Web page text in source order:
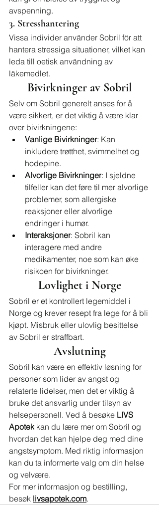
avspenning.
3. Stresshantering
Vissa individer använder Sobril för att
hantera stressiga situationer, vilket kan
leda till oetisk användning av
läkemedlet.
Bivirkninger av Sobril
Selv om Sobril generelt anses for å
være sikkert, er det viktig å være klar
over bivirkningene:
Vanlige Bivirkninger: Kan
inkludere trøtthet, svimmelhet og
hodepine.
Alvorlige Bivirkninger: I sjeldne
tilfeller kan det føre til mer alvorlige
problemer, som allergiske
reaksjoner eller alvorlige
endringer i humør.
Interaksjoner: Sobril kan
interagere med andre
medikamenter, noe som kan øke
risikoen for bivirkninger.
Lovlighet i Norge
Sobril er et kontrollert legemiddel i
Norge og krever resept fra lege for å bli
kjøpt. Misbruk eller ulovlig besittelse
av Sobril er straffbart.
Avslutning
Sobril kan være en effektiv løsning for
personer som lider av angst og
relaterte lidelser, men det er viktig å
bruke det ansvarlig under tilsyn av
helsepersonell. Ved å besøke LIVS
Apotek kan du lære mer om Sobril og
hvordan det kan hjelpe deg med dine
angstsymptom. Med riktig informasjon
kan du ta informerte valg om din helse
og velvære.
For mer informasjon og bestilling,
besøk livsapotek.com.